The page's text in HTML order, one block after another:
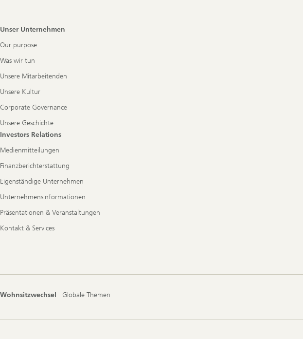
Footer
Unser Unternehmen
Our purpose
Was wir tun
Unsere Mitarbeitenden
Unsere Kultur
Corporate Governance
Unsere Geschichte
Investors Relations
Medienmitteilungen
Finanzberichterstattung
Eigenständige Unternehmen
Unternehmensinformationen
Präsentationen & Veranstaltungen
Kontakt & Services
Wohnsitzwechsel Globale Themen